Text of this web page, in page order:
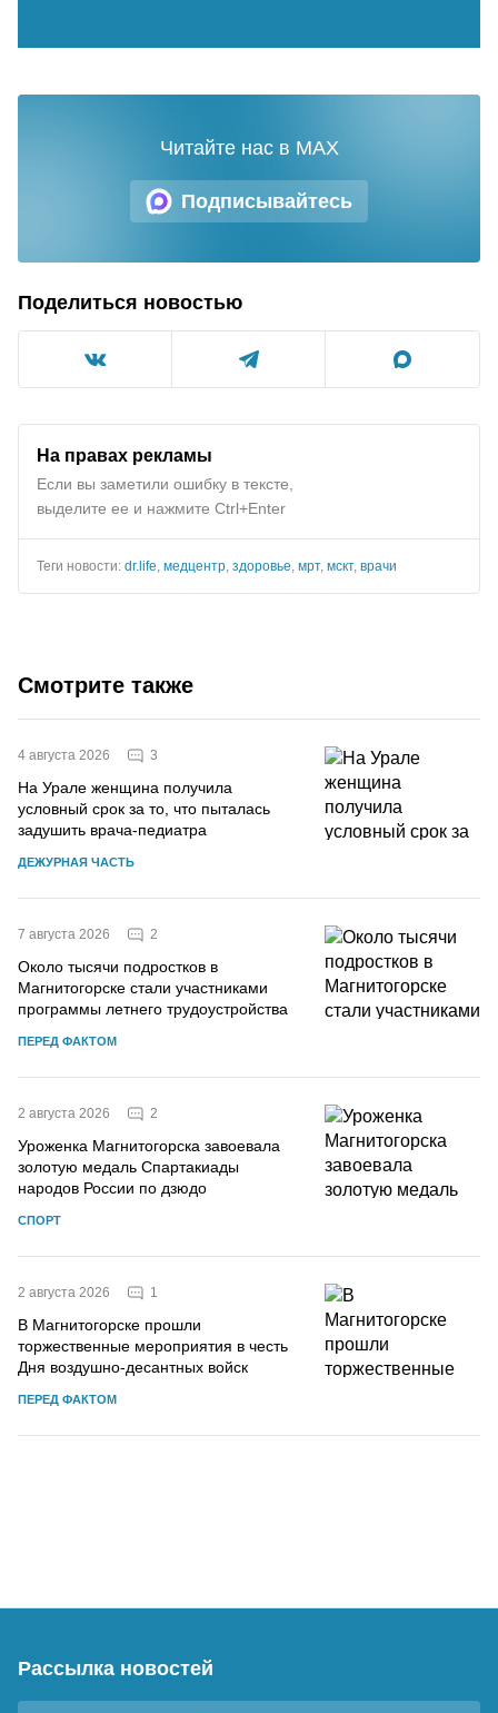
Подписывайтесь
Читайте нас в MAX
Поделиться новостью
На правах рекламы
Если вы заметили ошибку в тексте,
выделите ее и нажмите Ctrl+Enter
Теги новости: dr.life, медцентр, здоровье, мрт, мскт, врачи
Смотрите также
4 августа 2026 3
На Урале женщина получила
условный срок за то, что пыталась
задушить врача-педиатра
ДЕЖУРНАЯ ЧАСТЬ
7 августа 2026 2
Около тысячи подростков в
Магнитогорске стали участниками
программы летнего трудоустройства
ПЕРЕД ФАКТОМ
2 августа 2026 2
Уроженка Магнитогорска завоевала
золотую медаль Спартакиады
народов России по дзюдо
СПОРТ
2 августа 2026 1
В Магнитогорске прошли
торжественные мероприятия в честь
Дня воздушно-десантных войск
ПЕРЕД ФАКТОМ
Рассылка новостей